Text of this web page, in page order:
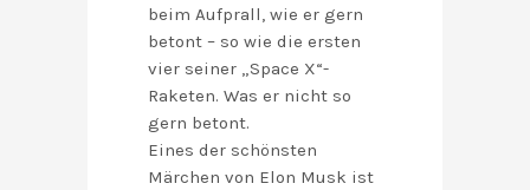
beim Aufprall, wie er gern
betont – so wie die ersten
vier seiner „Space X“-
Raketen. Was er nicht so
gern betont.
Eines der schönsten
Märchen von Elon Musk ist